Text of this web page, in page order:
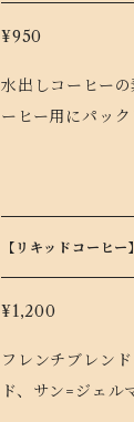
¥950
水出しコーヒーの素 フレンチローストの人気ブレンド、サン=ジェルマン=
ーヒー用にパックしました。 水出しコーヒーの素1パ
【リキッドコー
¥1,200
フレンチブレンド サン
ド、サン=ジェ